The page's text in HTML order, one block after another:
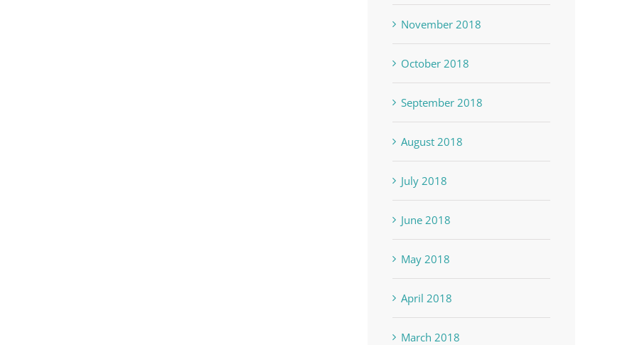
November 2018
October 2018
September 2018
August 2018
July 2018
June 2018
May 2018
April 2018
March 2018